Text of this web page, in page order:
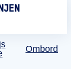
Ombord